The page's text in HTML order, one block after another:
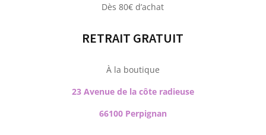
Dès 80€ d’achat
RETRAIT GRATUIT
À la boutique
23 Avenue de la côte radieuse
66100 Perpignan